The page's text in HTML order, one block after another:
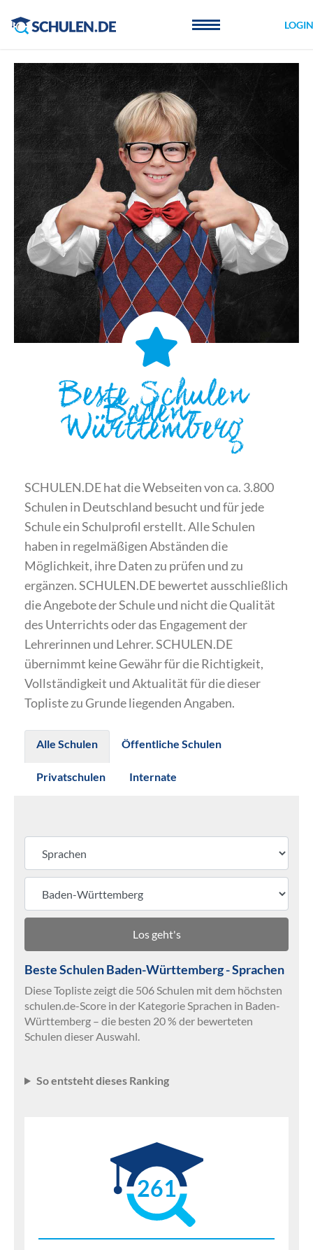
LOGIN
Beste Schulen
Baden-
Württemberg
SCHULEN.DE hat die Webseiten von ca. 3.800
Schulen in Deutschland besucht und für jede
Schule ein Schulprofil erstellt. Alle Schulen
haben in regelmäßigen Abständen die
Möglichkeit, ihre Daten zu prüfen und zu
ergänzen. SCHULEN.DE bewertet ausschließlich
die Angebote der Schule und nicht die Qualität
des Unterrichts oder das Engagement der
Lehrerinnen und Lehrer. SCHULEN.DE
übernimmt keine Gewähr für die Richtigkeit,
Vollständigkeit und Aktualität für die dieser
Topliste zu Grunde liegenden Angaben.
Alle Schulen Öffentliche Schulen
Privatschulen Internate
Los geht's
Beste Schulen Baden-Württemberg - Sprachen
Diese Topliste zeigt die 506 Schulen mit dem höchsten
schulen.de-Score in der Kategorie Sprachen in Baden-
Württemberg – die besten 20 % der bewerteten
Schulen dieser Auswahl.
So entsteht dieses Ranking
261